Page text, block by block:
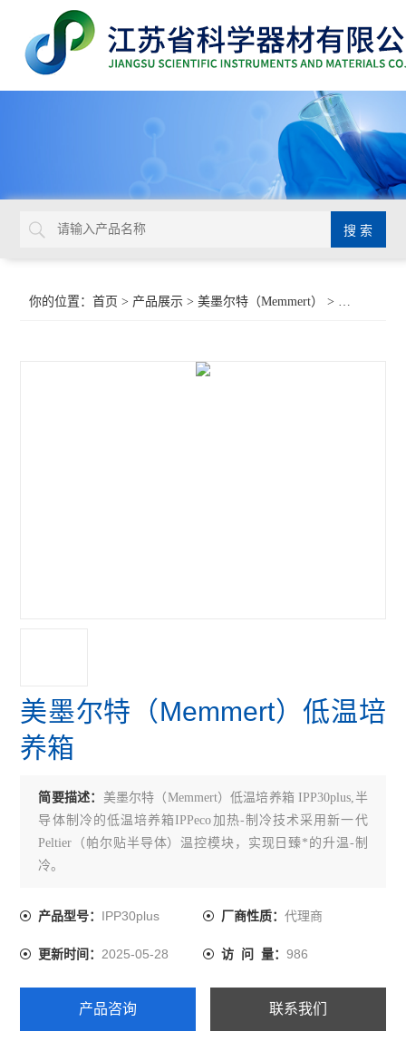
你的位置：首页 > 产品展示 >美墨尔特（Memmert） > 低温培养箱
美墨尔特（Memmert）低温培
养箱
简要描述： 美墨尔特（Memmert）低温培养箱 IPP30plus,半
导体制冷的低温培养箱IPPeco加热-制冷技术采用新一代
Peltier（帕尔贴半导体）温控模块，实现日臻*的升温-制
冷。
产品型号： IPP30plus 厂商性质： 代理商
更新时间：2025-05-28 访 问 量： 986
产品咨询 联系我们